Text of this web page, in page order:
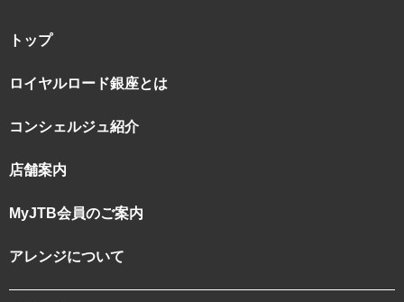
トップ
ロイヤルロード銀座とは
コンシェルジュ紹介
店舗案内
MyJTB会員のご案内
アレンジについて